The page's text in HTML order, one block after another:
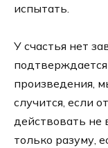
испытать.
У счастья нет
подтверждается
произведения,
случится, если
действовать не
только разуму,